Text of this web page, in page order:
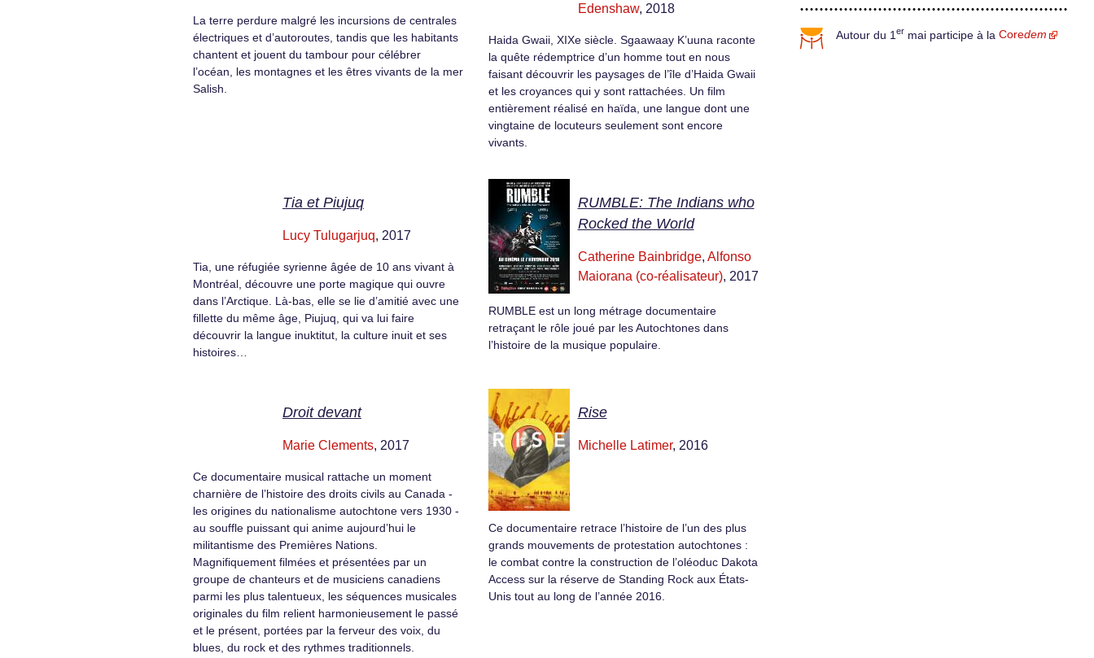
La terre perdure malgré les incursions de centrales
électriques et d’autoroutes, tandis que les habitants
chantent et jouent du tambour pour célébrer
l’océan, les montagnes et les êtres vivants de la mer
Salish.
Edenshaw, 2018
Haida Gwaii, XIXe siècle. Sgaawaay K’uuna raconte
la quête rédemptrice d’un homme tout en nous
faisant découvrir les paysages de l’île d’Haida Gwaii
et les croyances qui y sont rattachées. Un film
entièrement réalisé en haïda, une langue dont une
vingtaine de locuteurs seulement sont encore
vivants.
Tia et Piujuq
Lucy Tulugarjuq, 2017
Tia, une réfugiée syrienne âgée de 10 ans vivant à
Montréal, découvre une porte magique qui ouvre
dans l’Arctique. Là-bas, elle se lie d’amitié avec une
fillette du même âge, Piujuq, qui va lui faire
découvrir la langue inuktitut, la culture inuit et ses
histoires…
RUMBLE: The Indians who
Rocked the World
Catherine Bainbridge, Alfonso
Maiorana (co-réalisateur), 2017
RUMBLE est un long métrage documentaire
retraçant le rôle joué par les Autochtones dans
l’histoire de la musique populaire.
Droit devant
Marie Clements, 2017
Ce documentaire musical rattache un moment
charnière de l’histoire des droits civils au Canada -
les origines du nationalisme autochtone vers 1930 -
au souffle puissant qui anime aujourd’hui le
militantisme des Premières Nations.
Magnifiquement filmées et présentées par un
groupe de chanteurs et de musiciens canadiens
parmi les plus talentueux, les séquences musicales
originales du film relient harmonieusement le passé
et le présent, portées par la ferveur des voix, du
blues, du rock et des rythmes traditionnels.
Rise
Michelle Latimer, 2016
Ce documentaire retrace l’histoire de l’un des plus
grands mouvements de protestation autochtones :
le combat contre la construction de l’oléoduc Dakota
Access sur la réserve de Standing Rock aux États-
Unis tout au long de l’année 2016.
Autour du 1 er mai participe à la Coredem